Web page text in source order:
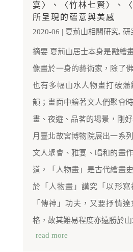
宴〉、〈竹林七賢〉、
所呈現的蘊意與美感
2020-06 | 夏荊山相關研究, 研
摘要 夏荊山居士本身是融繪
像畫於一身的藝術家，除了
也有多幅山水人物畫打破
韻；畫面中繪著文人們聚會
畫、夜遊、品茗的場景，剛
月臺北故宮博物院展出一系
文人聚會、雅宴、唱和的畫
道，「人物畫」是古代繪畫
於「人物畫」講究「以形寫
「傳神」功夫，又要抒情
格，故其難易程度亦遠勝於
read more